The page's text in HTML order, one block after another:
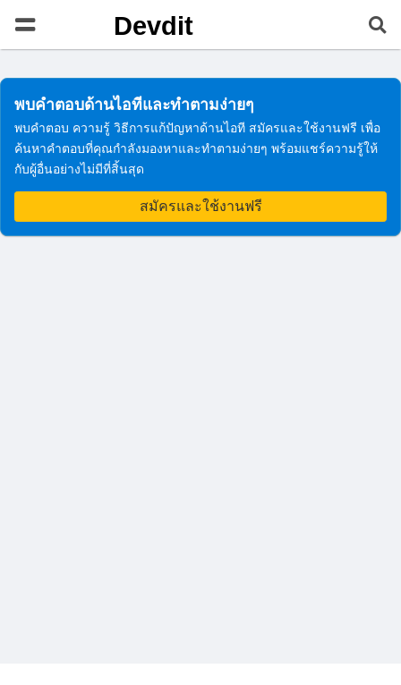
Devdit
พบคำตอบด้านไอทีและทำตามง่ายๆ
พบคำตอบ ความรู้ วิธีการแก้ปัญหาด้านไอที สมัครและใช้งานฟรี เพื่อ
ค้นหาคำตอบที่คุณกำลังมองหาและทำตามง่ายๆ พร้อมแชร์ความรู้ให้
กับผู้อื่นอย่างไม่มีที่สิ้นสุด
สมัครและใช้งานฟรี